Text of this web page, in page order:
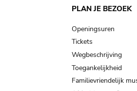
Main
PLAN JE BEZOEK
Openingsuren
Tickets
Wegbeschrijving
Toegankelijkheid
Familievriendelijk